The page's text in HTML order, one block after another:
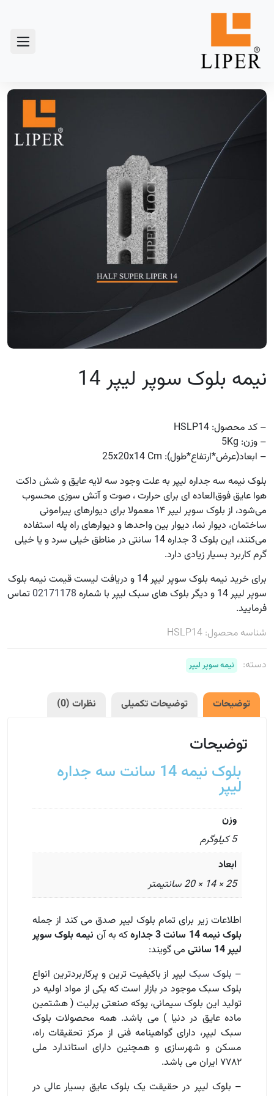
خانه/نیمه سوپر لیپر
نیمه بلوک سوپر لیپر 14
– کد محصول: HSLP14
– وزن: 5Kg
– ابعاد(عرض*ارتفاع*طول): 25x20x14 Cm
بلوک نیمه سه جداره لیپر به علت وجود سه لایه عایق و شش داکت
هوا عایق فوق‌العاده ای برای حرارت ، صوت و آتش سوزی محسوب
می‌شود، از بلوک سوپر لیپر ۱۴ معمولا برای دیوارهای پیرامونی
ساختمان، دیوار نما، دیوار بین واحدها و دیوارهای راه پله استفاده
می‌کنند، این بلوک 3 جداره 14 سانتی در مناطق خیلی سرد و یا خیلی
گرم کاربرد بسیار زیادی دارد.
برای خرید نیمه بلوک سوپر لیپر 14 و دریافت لیست قیمت نیمه بلوک
سوپر لیپر 14 و دیگر بلوک های سبک لیپر با شماره
02171178 تماس
فرمایید.
شناسه محصول: HSLP14
دسته: نیمه سوپر لیپر
توضیحات توضیحات تکمیلی نظرات (0)
توضیحات
بلوک نیمه 14 سانت سه جداره
لیپر
وزن
5 کیلوگرم
ابعاد
25 × 14 × 20 سانتیمتر
اطلاعات زیر برای تمام بلوک لیپر صدق می کند از جمله
بلوک نیمه 14 سانت 3 جداره
که به آن نیمه بلوک سوپر
لیپر 14 سانتی
می گویند:
– بلوک سبکلیپر از باکیفیت ترین و پرکاربردترین انواع
بلوک سبک موجود در بازار است که یکی از مواد اولیه در
تولید این بلوک سیمانی، پوکه صنعتی پرلیت ( هشتمین
ماده عایق در دنیا ) می باشد. همه محصولات بلوک
سبک لیپر، دارای گواهینامه فنی از مرکز تحقیقات راه،
مسکن و شهرسازی و همچنین دارای استاندارد ملی
۷۷۸۲ ایران می باشد.
– بلوک لیپر در حقیقت یک بلوک عایق بسیار عالی در